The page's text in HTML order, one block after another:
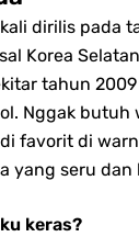
dirilis pada
Korea
tahun
Nggak butuh
favorit di
yang seru dan
keras?